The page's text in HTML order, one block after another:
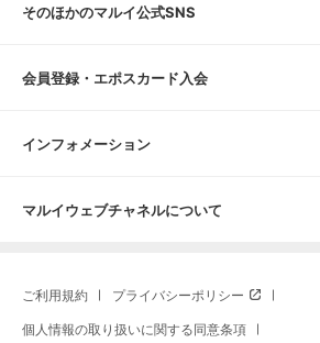
そのほかのマルイ公式SNS
会員登録・エポスカード入会
インフォメーション
マルイウェブチャネルについて
ご利用規約 プライバシーポリシー
個人情報の取り扱いに関する同意条項